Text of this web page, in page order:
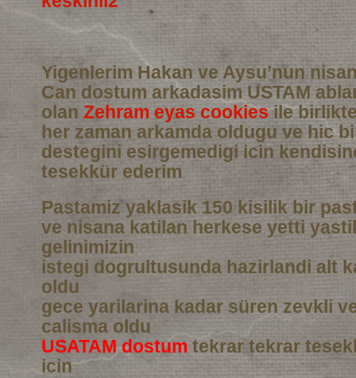
Yigenlerim Hakan ve Aysu’nun
Can dostum arkadasim USTAM
olan Zehram eyas cookiesile
her zaman arkamda oldugu ve hic
destegini esirgemedigi icin
tesekkür ederim
Pastamiz yaklasik 150 kisilik bir
ve nisana katilan herkese yetti
gelinimizin
istegi dogrultusunda hazirlandi alt
oldu
gece yarilarina kadar süren zevkli
calisma oldu
USATAM dostum tekrar tekrar
icin